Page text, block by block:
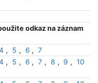
odkaz na záznam
, 5 , 6 , 7
, 5 , 6 , 7 , 8 , 9 ,
10